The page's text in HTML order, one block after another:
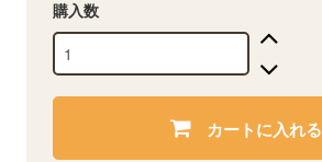
購入数
カートに入れる